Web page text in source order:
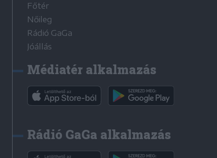
Főtér
Nőileg
Rádió GaGa
Jóállás
Médiatér alkalmazás
Rádió GaGa alkalmazás